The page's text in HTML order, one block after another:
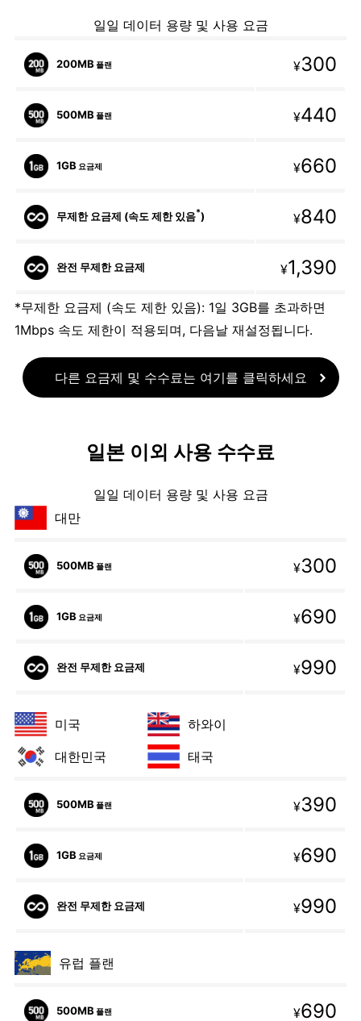
일일 데이터 용량 및 사용 요금
200MB 플랜 ¥300
500MB 플랜 ¥440
1GB 요금제 ¥660
무제한 요금제 (속도 제한 있음*) ¥840
완전 무제한 요금제 ¥1,390
*무제한 요금제 (속도 제한 있음): 1일 3GB를 초과하면
1Mbps 속도 제한이 적용되며, 다음날 재설정됩니다.
다른 요금제 및 수수료는 여기를 클릭하세요
일본 이외 사용 수수료
일일 데이터 용량 및 사용 요금
대만
500MB 플랜 ¥300
1GB 요금제 ¥690
완전 무제한 요금제 ¥990
미국
하와이
대한민국
태국
500MB 플랜 ¥390
1GB 요금제 ¥690
완전 무제한 요금제 ¥990
유럽 플랜
500MB 플랜 ¥690